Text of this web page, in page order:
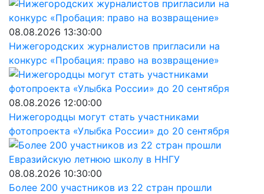
08.08.2026 13:30:00
Нижегородских журналистов пригласили на
конкурс «Пробация: право на возвращение»
08.08.2026 12:00:00
Нижегородцы могут стать участниками
фотопроекта «Улыбка России» до 20 сентября
08.08.2026 10:30:00
Более 200 участников из 22 стран прошли